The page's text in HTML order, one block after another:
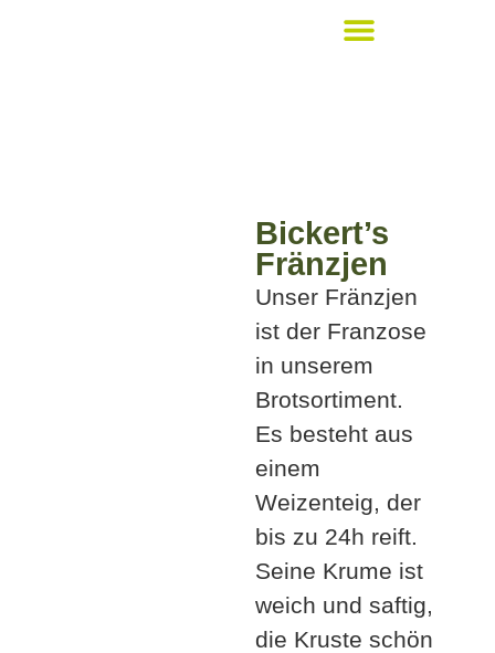
Bickert’s
Fränzjen
Unser Fränzjen
ist der Franzose
in unserem
Brotsortiment.
Es besteht aus
einem
Weizenteig, der
bis zu 24h reift.
Seine Krume ist
weich und saftig,
die Kruste schön